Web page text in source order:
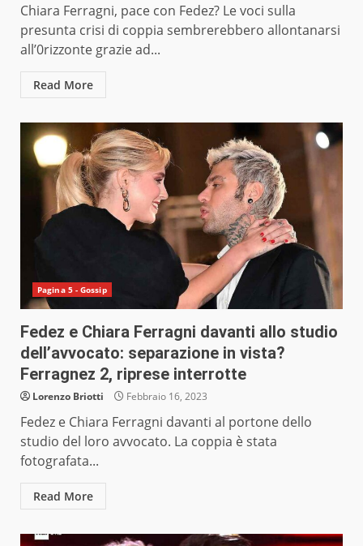
Chiara Ferragni, pace con Fedez? Le voci sulla
presunta crisi di coppia sembrerebbero allontanarsi
all’0rizzonte grazie ad...
Read More
Pagina 5 - Gossip
Fedez e Chiara Ferragni davanti allo studio
dell’avvocato: separazione in vista?
Ferragnez 2, riprese interrotte
Lorenzo Briotti Febbraio 16, 2023
Fedez e Chiara Ferragni davanti al portone dello
studio del loro avvocato. La coppia è stata
fotografata...
Read More